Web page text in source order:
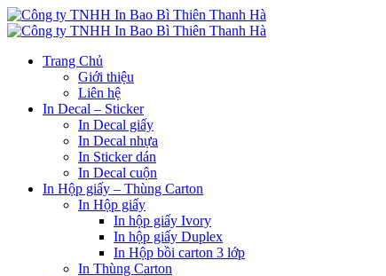
Trang Chủ
Giới thiệu
Liên hệ
In Decal – Sticker
In Decal giấy
In Decal nhựa
In Sticker dán
In Decal cuộn
In Hộp giấy – Thùng Carton
In Hộp giấy
In hộp giấy Ivory
In hộp giấy Duplex
In Hộp bồi carton 3 lớp
In Thùng Carton